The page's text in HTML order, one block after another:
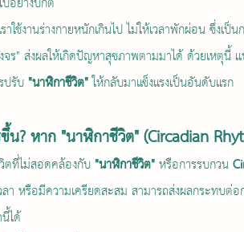
ราใช้งานร่างกายหนักเกินไป ไม่ให้เวลาพักผ่อน ซึ่งเป็
ร" ส่งผลให้เกิดปัญหาสุขภาพตามมาได้ ด้วยเหตุนี้
ปรับ "นาฬิกาชีวิต" ให้กลับมาแข็งแรงเป็นอันดับแรก
ขึ้น? หาก "นาฬิกาชีวิต" (Circadian
วิตที่ไม่สอดคล้องกับ
"นาฬิกาชีวิต" หรือการรบกวน
ลา หรือมีความเครียดสะสม สามารถส่งผลกระทบต่
ได้